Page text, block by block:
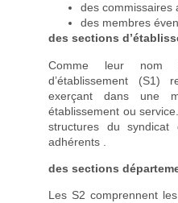
des commissaires
des membres
des sections
Comme leur nom
d’établissement (S1)
exerçant dans une
établissement ou
structures du
adhérents .
des sections
Les S2 comprennent